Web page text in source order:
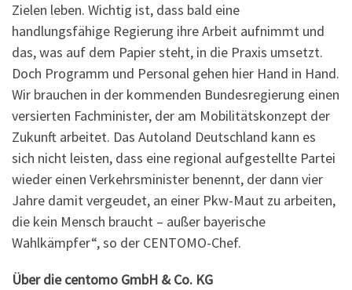
Zielen leben. Wichtig ist, dass bald eine
handlungsfähige Regierung ihre Arbeit aufnimmt und
das, was auf dem Papier steht, in die Praxis umsetzt.
Doch Programm und Personal gehen hier Hand in Hand.
Wir brauchen in der kommenden Bundesregierung einen
versierten Fachminister, der am Mobilitätskonzept der
Zukunft arbeitet. Das Autoland Deutschland kann es
sich nicht leisten, dass eine regional aufgestellte Partei
wieder einen Verkehrsminister benennt, der dann vier
Jahre damit vergeudet, an einer Pkw-Maut zu arbeiten,
die kein Mensch braucht – außer bayerische
Wahlkämpfer“, so der CENTOMO-Chef.
Über die centomo GmbH & Co. KG